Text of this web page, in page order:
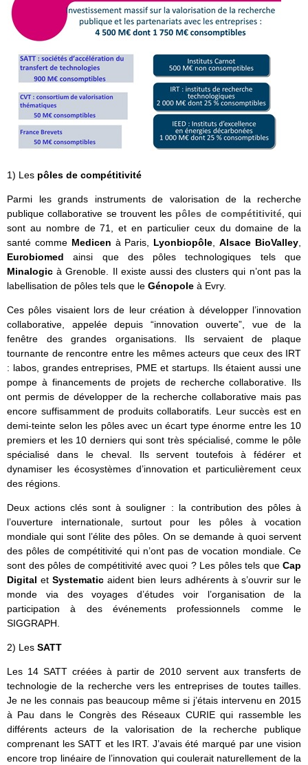
1) Les pôles de compétitivité
Parmi les grands instruments de valorisation de la recherche
publique collaborative se trouvent les pôles de compétitivité, qui
sont au nombre de 71, et en particulier ceux du domaine de la
santé comme Medicen à Paris, Lyonbiopôle ,Alsace BioValley
Eurobiomedainsi que des pôles technologiques tels que
Minalogicà Grenoble. Il existe aussi des clusters qui n’ont pas la
labellisation de pôles tels que le Génopole à Evry.
Ces pôles visaient lors de leur création à développer l’innovation
collaborative, appelée depuis “innovation ouverte”, vue de la
fenêtre des grandes organisations. Ils servaient de plaque
tournante de rencontre entre les mêmes acteurs que ceux des IRT
: labos, grandes entreprises, PME et startups. Ils étaient aussi une
pompe à financements de projets de recherche collaborative. Ils
ont permis de développer de la recherche collaborative mais pas
encore suffisamment de produits collaboratifs. Leur succès est en
demi-teinte selon les pôles avec un écart type énorme entre les 10
premiers et les 10 derniers qui sont très spécialisé, comme le pôle
spécialisé dans le cheval. Ils servent toutefois à fédérer et
dynamiser les écosystèmes d’innovation et particulièrement ceux
des régions.
Deux actions clés sont à souligner : la contribution des pôles à
l’ouverture internationale, surtout pour les pôles à vocation
mondiale qui sont l’élite des pôles. On se demande à quoi servent
des pôles de compétitivité qui n’ont pas de vocation mondiale. Ce
sont des pôles de compétitivité avec quoi ? Les pôles tels que Cap
DigitaletSystematicaident bien leurs adhérents à s’ouvrir sur le
monde via des voyages d’études voir l’organisation de la
participation à des événements professionnels comme le
SIGGRAPH.
2) Les SATT
Les 14 SATT créées à partir de 2010 servent aux transferts de
technologie de la recherche vers les entreprises de toutes tailles.
Je ne les connais pas beaucoup même si j’étais intervenu en 2015
à Pau dans le Congrès des Réseaux CURIE qui rassemble les
différents acteurs de la valorisation de la recherche publique
comprenant les SATT et les IRT. J’avais été marqué par une vision
encore trop linéaire de l’innovation qui coulerait naturellement de la